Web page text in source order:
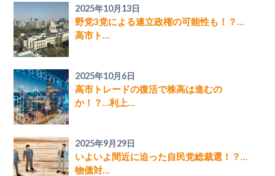
2025年10月13日
野党3党による連立政権の可能性も！？…
高市ト…
2025年10月6日
高市トレードの復活で株高は進むの
か！？…利上…
2025年9月29日
いよいよ間近に迫った自民党総裁選！？…
物価対…